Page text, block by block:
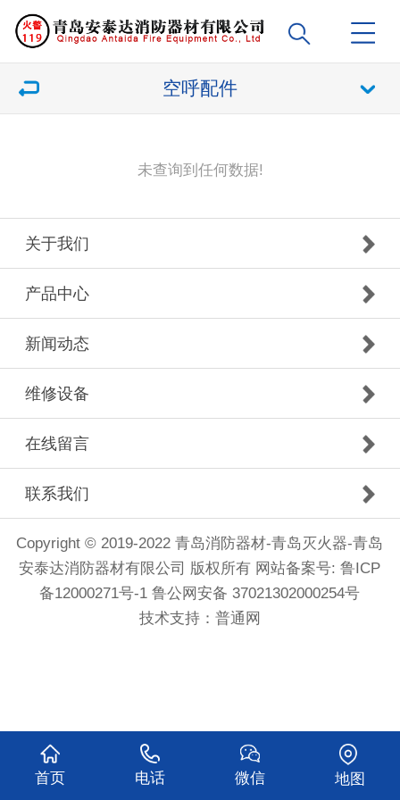
空呼配件
未查询到任何数据!
关于我们
产品中心
新闻动态
维修设备
在线留言
联系我们
Copyright © 2019-2022 青岛消防器材-青岛灭火器-青岛
安泰达消防器材有限公司 版权所有 网站备案号: 鲁ICP
备12000271号-1 鲁公网安备 37021302000254号
技术支持： 普通网
首页 电话 微信 地图